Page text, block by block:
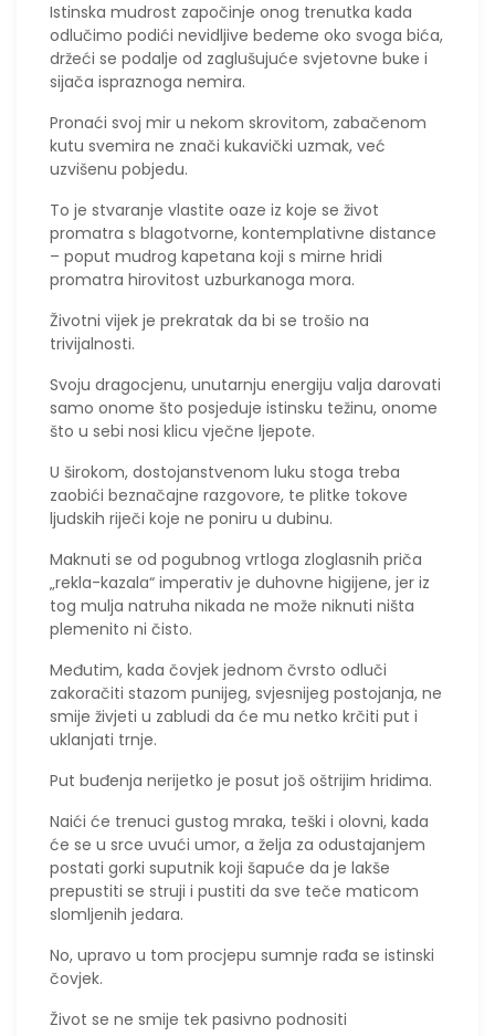
Istinska mudrost započinje onog trenutka kada
odlučimo podići nevidljive bedeme oko svoga bića,
držeći se podalje od zaglušujuće svjetovne buke i
sijača ispraznoga nemira.
​Pronaći svoj mir u nekom skrovitom, zabačenom
kutu svemira ne znači kukavički uzmak, već
uzvišenu pobjedu.
To je stvaranje vlastite oaze iz koje se život
promatra s blagotvorne, kontemplativne distance
– poput mudrog kapetana koji s mirne hridi
promatra hirovitost uzburkanoga mora.
​Životni vijek je prekratak da bi se trošio na
trivijalnosti.
Svoju dragocjenu, unutarnju energiju valja darovati
samo onome što posjeduje istinsku težinu, onome
što u sebi nosi klicu vječne ljepote.
​U širokom, dostojanstvenom luku stoga treba
zaobići beznačajne razgovore, te plitke tokove
ljudskih riječi koje ne poniru u dubinu.
Maknuti se od pogubnog vrtloga zloglasnih priča
„rekla-kazala“ imperativ je duhovne higijene, jer iz
tog mulja natruha nikada ne može niknuti ništa
plemenito ni čisto.
​Međutim, kada čovjek jednom čvrsto odluči
zakoračiti stazom punijeg, svjesnijeg postojanja, ne
smije živjeti u zabludi da će mu netko krčiti put i
uklanjati trnje.
Put buđenja nerijetko je posut još oštrijim hridima.
Naići će trenuci gustog mraka, teški i olovni, kada
će se u srce uvući umor, a želja za odustajanjem
postati gorki suputnik koji šapuće da je lakše
prepustiti se struji i pustiti da sve teče maticom
slomljenih jedara.
No, upravo u tom procjepu sumnje rađa se istinski
čovjek.
​Život se ne smije tek pasivno podnositi